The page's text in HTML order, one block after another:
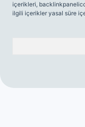
içerikleri,
ilgili içerikler yasal süre